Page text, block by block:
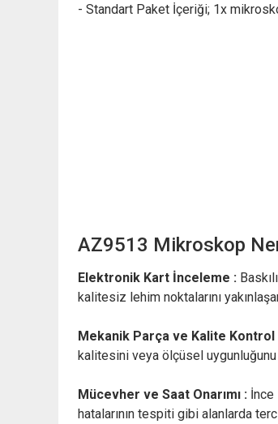
- Standart Paket İçeriği; 1x
AZ9513 Mikroskop
Elektronik Kart İnceleme :
kalitesiz lehim noktalarını
Mekanik Parça ve Kalite Kontrol
kalitesini veya ölçüsel
Mücevher ve Saat Onarımı : İnce
hatalarının tespiti gibi alanlarda